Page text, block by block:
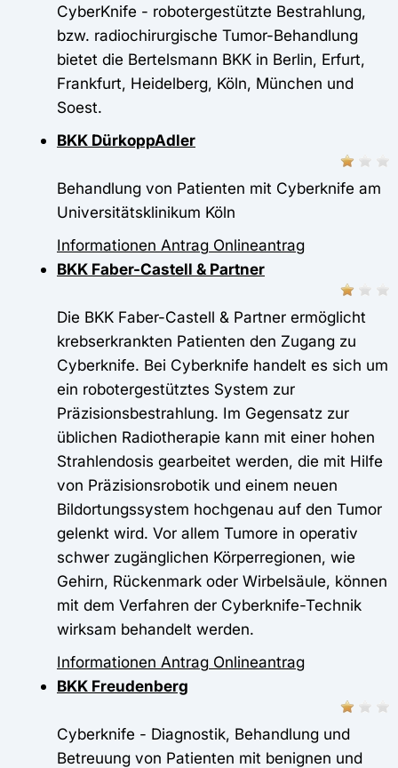
CyberKnife - robotergestützte Bestrahlung,
bzw. radiochirurgische Tumor-Behandlung
bietet die Bertelsmann BKK in Berlin, Erfurt,
Frankfurt, Heidelberg, Köln, München und
Soest.
BKK DürkoppAdler
Behandlung von Patienten mit Cyberknife am
Universitätsklinikum Köln
Informationen Antrag Onlineantrag
BKK Faber-Castell & Partner
Die BKK Faber-Castell & Partner ermöglicht
krebserkrankten Patienten den Zugang zu
Cyberknife. Bei Cyberknife handelt es sich um
ein robotergestütztes System zur
Präzisionsbestrahlung. Im Gegensatz zur
üblichen Radiotherapie kann mit einer hohen
Strahlendosis gearbeitet werden, die mit Hilfe
von Präzisionsrobotik und einem neuen
Bildortungssystem hochgenau auf den Tumor
gelenkt wird. Vor allem Tumore in operativ
schwer zugänglichen Körperregionen, wie
Gehirn, Rückenmark oder Wirbelsäule, können
mit dem Verfahren der Cyberknife-Technik
wirksam behandelt werden.
Informationen Antrag Onlineantrag
BKK Freudenberg
Cyberknife - Diagnostik, Behandlung und
Betreuung von Patienten mit benignen und